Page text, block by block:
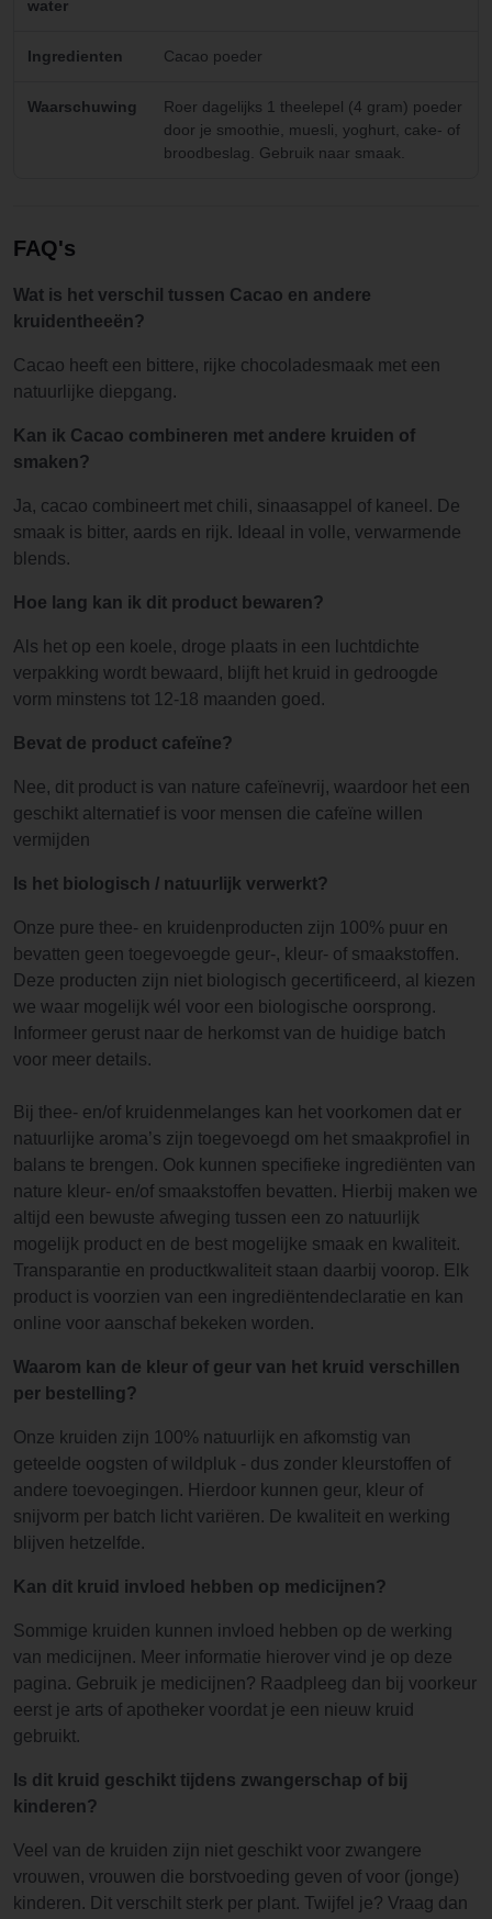
water
Ingredienten Cacao poeder
Waarschuwing
Roer dagelijks 1 theelepel (4 gram) poeder
door je smoothie, muesli, yoghurt, cake- of
broodbeslag. Gebruik naar smaak.
FAQ's
Wat is het verschil tussen Cacao en andere
kruidentheeën?
Cacao heeft een bittere, rijke chocoladesmaak met een
natuurlijke diepgang.
Kan ik Cacao combineren met andere kruiden of
smaken?
Ja, cacao combineert met chili, sinaasappel of kaneel. De
smaak is bitter, aards en rijk. Ideaal in volle, verwarmende
blends.
Hoe lang kan ik dit product bewaren?
Als het op een koele, droge plaats in een luchtdichte
verpakking wordt bewaard, blijft het kruid in gedroogde
vorm minstens tot 12-18 maanden goed.
Bevat de product cafeïne?
Nee, dit product is van nature cafeïnevrij, waardoor het een
geschikt alternatief is voor mensen die cafeïne willen
vermijden
Is het biologisch / natuurlijk verwerkt?
Onze pure thee- en kruidenproducten zijn 100% puur en
bevatten geen toegevoegde geur-, kleur- of smaakstoffen.
Deze producten zijn niet biologisch gecertificeerd, al kiezen
we waar mogelijk wél voor een biologische oorsprong.
Informeer gerust naar de herkomst van de huidige batch
voor meer details.
Bij thee- en/of kruidenmelanges kan het voorkomen dat er
natuurlijke aroma’s zijn toegevoegd om het smaakprofiel in
balans te brengen. Ook kunnen specifieke ingrediënten van
nature kleur- en/of smaakstoffen bevatten. Hierbij maken we
altijd een bewuste afweging tussen een zo natuurlijk
mogelijk product en de best mogelijke smaak en kwaliteit.
Transparantie en productkwaliteit staan daarbij voorop. Elk
product is voorzien van een ingrediëntendeclaratie en kan
online voor aanschaf bekeken worden.
Waarom kan de kleur of geur van het kruid verschillen
per bestelling?
Onze kruiden zijn 100% natuurlijk en afkomstig van
geteelde oogsten of wildpluk - dus zonder kleurstoffen of
andere toevoegingen. Hierdoor kunnen geur, kleur of
snijvorm per batch licht variëren. De kwaliteit en werking
blijven hetzelfde.
Kan dit kruid invloed hebben op medicijnen?
Sommige kruiden kunnen invloed hebben op de werking
van medicijnen. Meer informatie hierover vind je op deze
pagina. Gebruik je medicijnen? Raadpleeg dan bij voorkeur
eerst je arts of apotheker voordat je een nieuw kruid
gebruikt.
Is dit kruid geschikt tijdens zwangerschap of bij
kinderen?
Veel van de kruiden zijn niet geschikt voor zwangere
vrouwen, vrouwen die borstvoeding geven of voor (jonge)
kinderen. Dit verschilt sterk per plant. Twijfel je? Vraag dan